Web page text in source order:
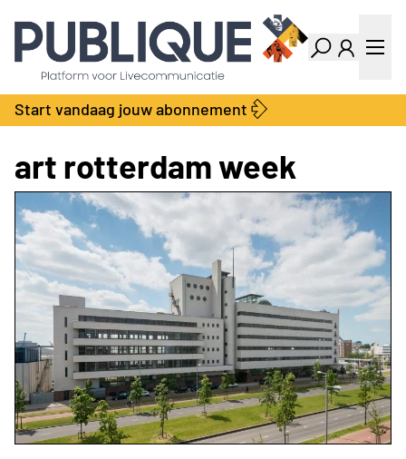
Industry Dashboard
Vacatures
Kalender
Producten
Bedrijvengids
Locatie Finder
Contact
Over ons
Adverteren
Abonnementen
Start vandaag jouw abonnement
art rotterdam week